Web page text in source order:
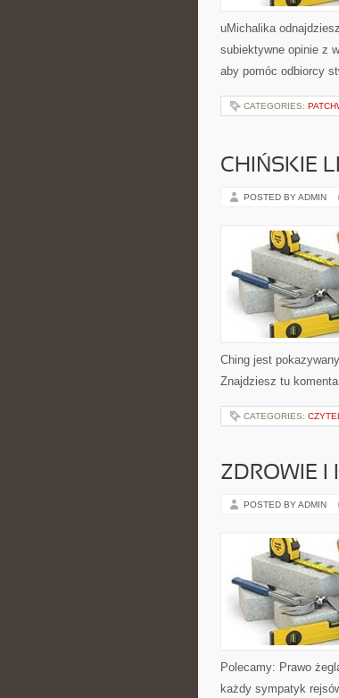
uMichalika
subiektywne opinie z
aby pomóc odbiorcy
CATEGORIES:
CHIŃSKIE
POSTED BY ADMIN
Ching jest
Znajdziesz tu
CATEGORIES:
ZDROWIE I
POSTED BY ADMIN
Polecamy: Prawo
każdy sympatyk